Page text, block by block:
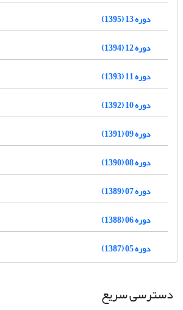
دوره 13 (1395)
دوره 12 (1394)
دوره 11 (1393)
دوره 10 (1392)
دوره 09 (1391)
دوره 08 (1390)
دوره 07 (1389)
دوره 06 (1388)
دوره 05 (1387)
دسترسی سریع